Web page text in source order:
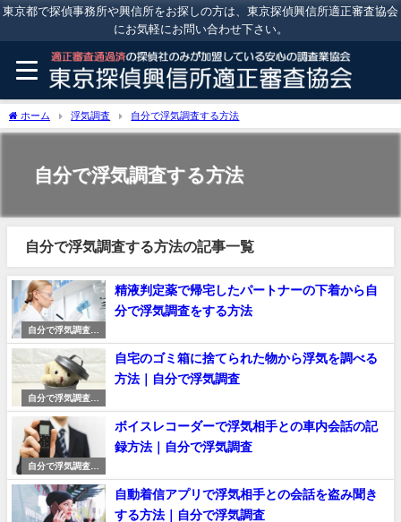
東京都で探偵事務所や興信所をお探しの方は、東京探偵興信所適正審査協会
にお気軽にお問い合わせ下さい。
ホーム 浮気調査 自分で浮気調査する方法
自分で浮気調査する方法
自分で浮気調査する方法の記事一覧
自分で浮気調査す
る方法
精液判定薬で帰宅したパートナーの下着から自
分で浮気調査をする方法
自分で浮気調査す
る方法
自宅のゴミ箱に捨てられた物から浮気を調べる
方法｜自分で浮気調査
自分で浮気調査す
る方法
ボイスレコーダーで浮気相手との車内会話の記
録方法｜自分で浮気調査
自動着信アプリで浮気相手との会話を盗み聞き
する方法｜自分で浮気調査